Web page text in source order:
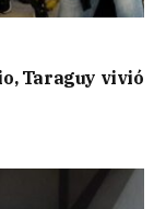
Taraguy vivió